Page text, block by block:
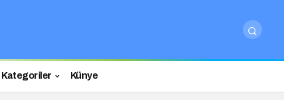
Kategoriler Künye